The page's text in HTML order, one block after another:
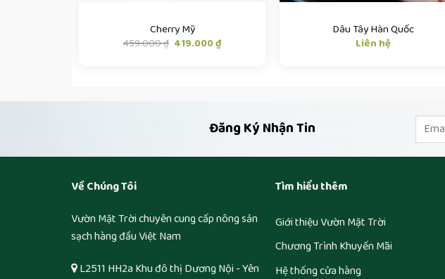
Cherry Mỹ
459.000₫ Giá
419.000₫Giá
Dâu Tây Hàn Quốc
Liên hệ
Đăng Ký Nhận Tin
Về Chúng Tôi
Vườn Mặt Trời chuyên cung cấp nông sản
sạch hàng đầu Việt Nam
L2511 HH2a Khu đô thị Dương Nội - Yên
Tìm hiểu thêm
Giới thiệu Vườn Mặt Trời
Chương Trình Khuyến Mãi
Hệ thống cửa hàng